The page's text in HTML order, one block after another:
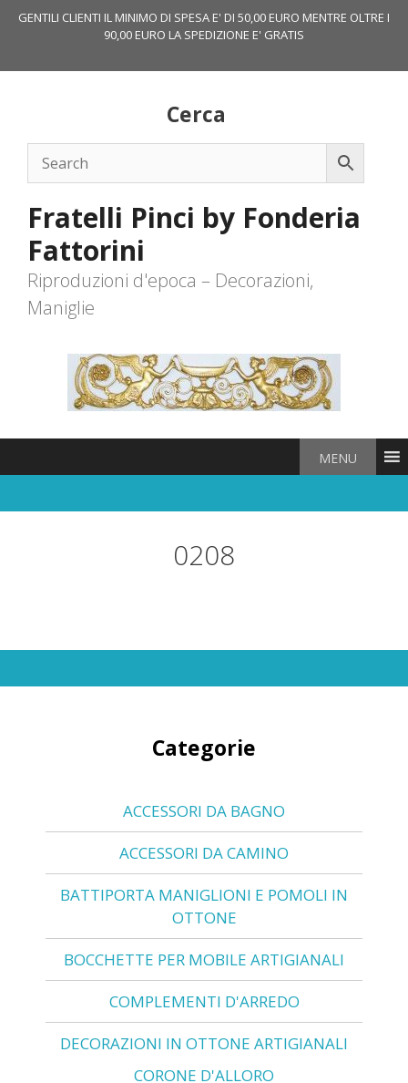
GENTILI CLIENTI IL MINIMO DI SPESA E' DI 50,00 EURO MENTRE OLTRE I
90,00 EURO LA SPEDIZIONE E' GRATIS
Cerca
Fratelli Pinci by Fonderia
Fattorini
Riproduzioni d'epoca – Decorazioni,
Maniglie
MENU
0208
Categorie
ACCESSORI DA BAGNO
ACCESSORI DA CAMINO
BATTIPORTA MANIGLIONI E POMOLI IN
OTTONE
BOCCHETTE PER MOBILE ARTIGIANALI
COMPLEMENTI D'ARREDO
DECORAZIONI IN OTTONE ARTIGIANALI
CORONE D'ALLORO